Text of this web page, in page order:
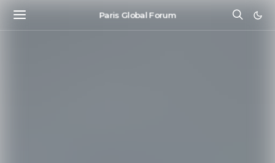
Paris Global Forum